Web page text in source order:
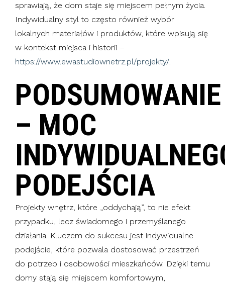
sprawiają, że dom staje się miejscem pełnym życia.
Indywidualny styl to często również wybór
lokalnych materiałów i produktów, które wpisują się
w kontekst miejsca i historii –
https://www.ewastudiownetrz.pl/projekty/.
PODSUMOWANIE
– MOC
PODEJŚCIA
Projekty wnętrz, które „oddychają”, to nie efekt
przypadku, lecz świadomego i przemyślanego
działania. Kluczem do sukcesu jest indywidualne
podejście, które pozwala dostosować przestrzeń
do potrzeb i osobowości mieszkańców. Dzięki temu
domy stają się miejscem komfortowym,